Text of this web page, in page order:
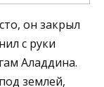
он закрыл
с руки
Аладдина.
землей,